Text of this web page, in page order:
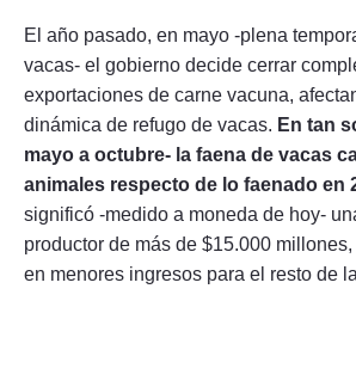
El año pasado, en mayo -plena
vacas- el gobierno decide cerrar
exportaciones de carne vacuna,
dinámica de refugo de vacas. En tan
mayo a octubre- la faena de vacas
animales respecto de lo faenado en
significó -medido a moneda de hoy-
productor de más de $15.000
en menores ingresos para el resto de